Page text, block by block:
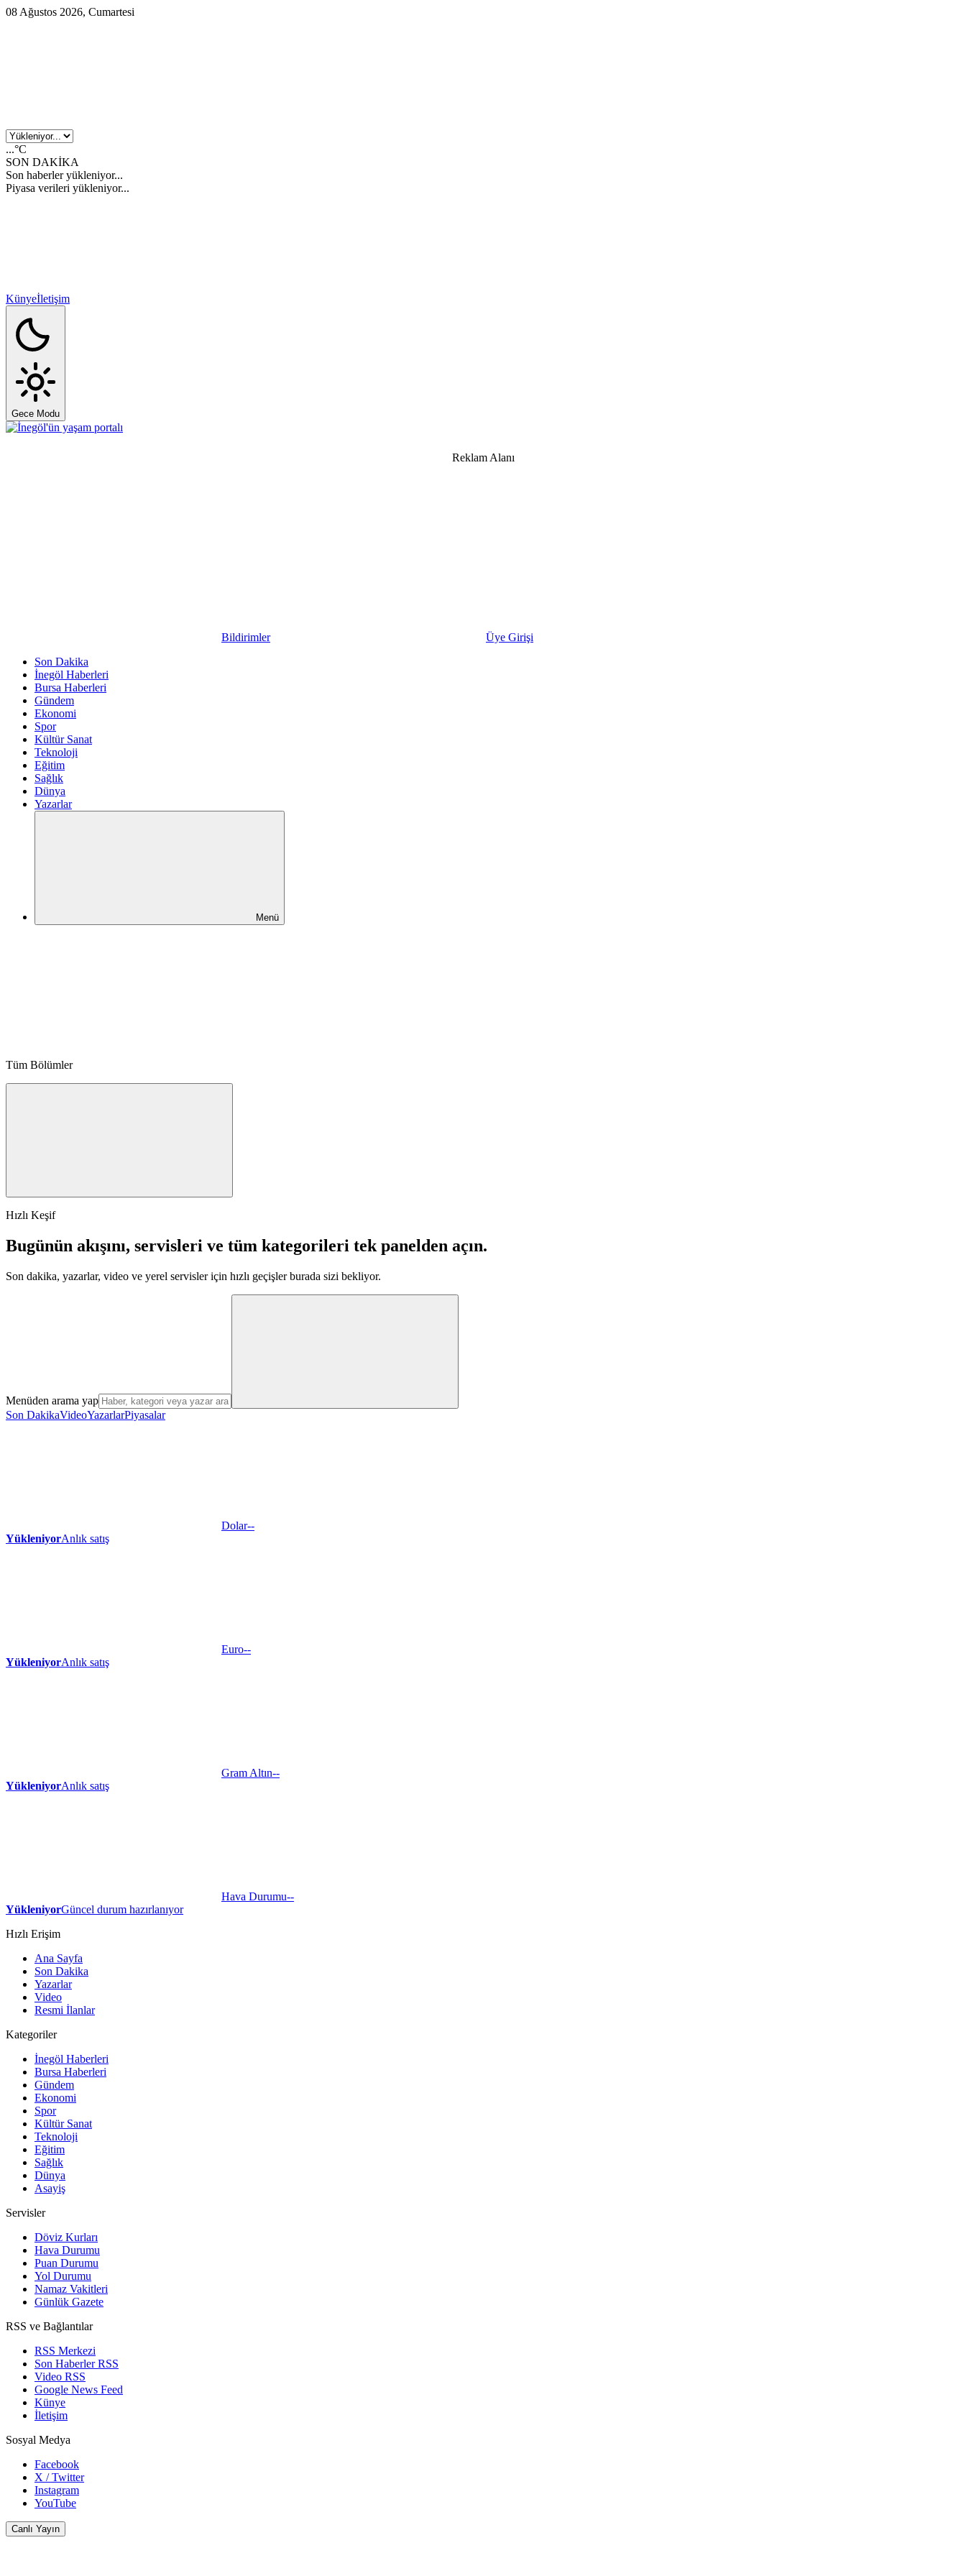
08 Ağustos 2026, Cumartesi
...°C
SON DAKİKA
Son haberler yükleniyor...
Piyasa verileri yükleniyor...
Künyeİletişim
Gece Modu
Reklam Alanı
Bildirimler
Üye Girişi
Son Dakika
İnegöl Haberleri
Bursa Haberleri
Gündem
Ekonomi
Spor
Kültür Sanat
Teknoloji
Eğitim
Sağlık
Dünya
Yazarlar
Menü
Tüm Bölümler
Hızlı Keşif
Bugünün akışını, servisleri ve tüm kategorileri tek panelden açın.
Son dakika, yazarlar, video ve yerel servisler için hızlı geçişler burada sizi bekliyor.
Menüden arama yap
Son DakikaVideoYazarlarPiyasalar
Dolar--
YükleniyorAnlık satış
Euro--
YükleniyorAnlık satış
Gram Altın--
YükleniyorAnlık satış
Hava Durumu--
YükleniyorGüncel durum hazırlanıyor
Hızlı Erişim
Ana Sayfa
Son Dakika
Yazarlar
Video
Resmi İlanlar
Kategoriler
İnegöl Haberleri
Bursa Haberleri
Gündem
Ekonomi
Spor
Kültür Sanat
Teknoloji
Eğitim
Sağlık
Dünya
Asayiş
Servisler
Döviz Kurları
Hava Durumu
Puan Durumu
Yol Durumu
Namaz Vakitleri
Günlük Gazete
RSS ve Bağlantılar
RSS Merkezi
Son Haberler RSS
Video RSS
Google News Feed
Künye
İletişim
Sosyal Medya
Facebook
X / Twitter
Instagram
YouTube
Canlı Yayın